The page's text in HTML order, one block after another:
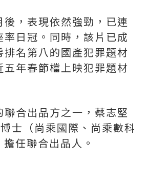
，表現依然強勁，已連
日冠。同時，該片已成
名第八的國產犯罪題材
年春節檔上映犯罪題材
聯合出品方之一，蔡志堅
士（尚乘國際、尚乘數科
任聯合出品人。